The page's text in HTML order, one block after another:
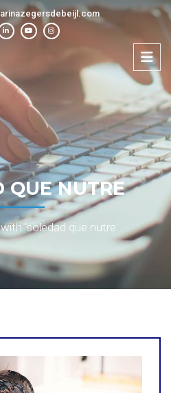
QUE NUTRE
'soledad que nutre'